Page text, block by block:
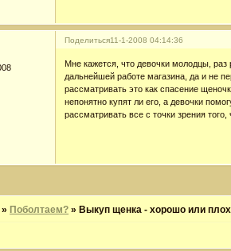
Поделиться11-1-2008 04:14:36
Мне кажется, что девочки молодцы,
дальнейшей работе магазина, да и не
рассматривать это как спасение
непонятно купят ли его, а девочки
рассматривать все с точки зрения
» Поболтаем? » Выкуп щенка - хорошо или